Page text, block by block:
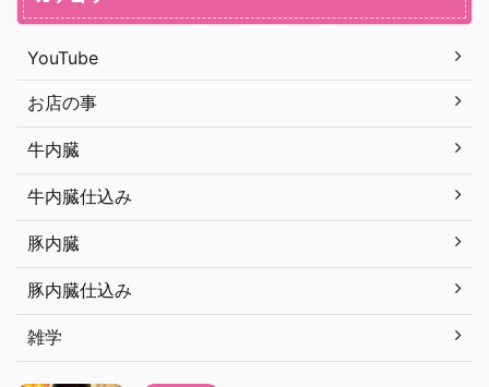
YouTube
お店の事
牛内臓
牛内臓仕込み
豚内臓
豚内臓仕込み
雑学